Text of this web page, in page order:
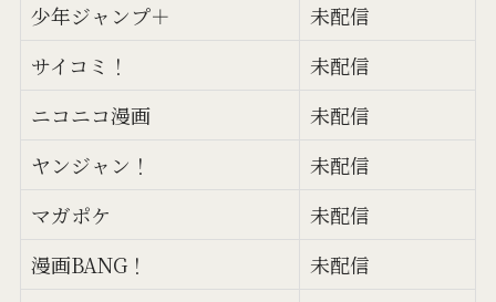
少年ジャンプ＋
未配信
サイコミ！
未配信
ニコニコ漫画
未配信
ヤンジャン！
未配信
マガポケ
未配信
漫画BANG！
未配信